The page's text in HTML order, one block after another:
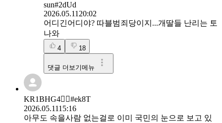
sun#2dUd
2026.05.11 20:02
어디긴어디야? 따블범죄당이지...개딸들 난리는 토
나와
4 18
댓글 더보기메뉴
KR1BHG4🏃‍♂️#ek8T
2026.05.1115:16
아무도 속을사람 없는걸로 이미 국민의 눈으로 보고 있